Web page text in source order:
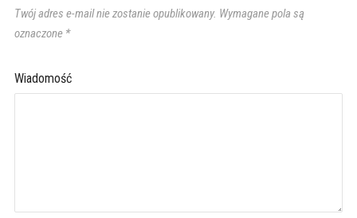
Twój adres e-mail nie zostanie opublikowany. Wymagane pola są
oznaczone *
Wiadomość